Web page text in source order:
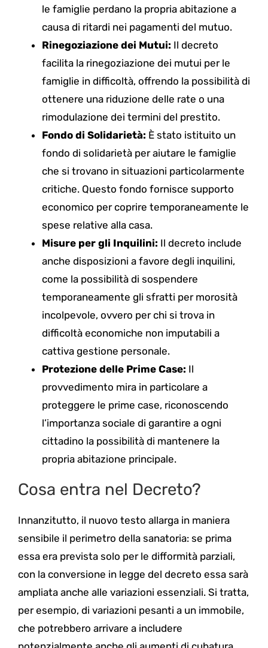
le famiglie perdano la propria abitazione a
causa di ritardi nei pagamenti del mutuo.
Rinegoziazione dei Mutui: Il decreto
facilita la rinegoziazione dei mutui per le
famiglie in difficoltà, offrendo la possibilità di
ottenere una riduzione delle rate o una
rimodulazione dei termini del prestito.
Fondo di Solidarietà: È stato istituito un
fondo di solidarietà per aiutare le famiglie
che si trovano in situazioni particolarmente
critiche. Questo fondo fornisce supporto
economico per coprire temporaneamente le
spese relative alla casa.
Misure per gli Inquilini: Il decreto include
anche disposizioni a favore degli inquilini,
come la possibilità di sospendere
temporaneamente gli sfratti per morosità
incolpevole, ovvero per chi si trova in
difficoltà economiche non imputabili a
cattiva gestione personale.
Protezione delle Prime Case: Il
provvedimento mira in particolare a
proteggere le prime case, riconoscendo
l’importanza sociale di garantire a ogni
cittadino la possibilità di mantenere la
propria abitazione principale.
Cosa entra nel Decreto?
Innanzitutto, il nuovo testo allarga in maniera
sensibile il perimetro della sanatoria: se prima
essa era prevista solo per le difformità parziali,
con la conversione in legge del decreto essa sarà
ampliata anche alle variazioni essenziali. Si tratta,
per esempio, di variazioni pesanti a un immobile,
che potrebbero arrivare a includere